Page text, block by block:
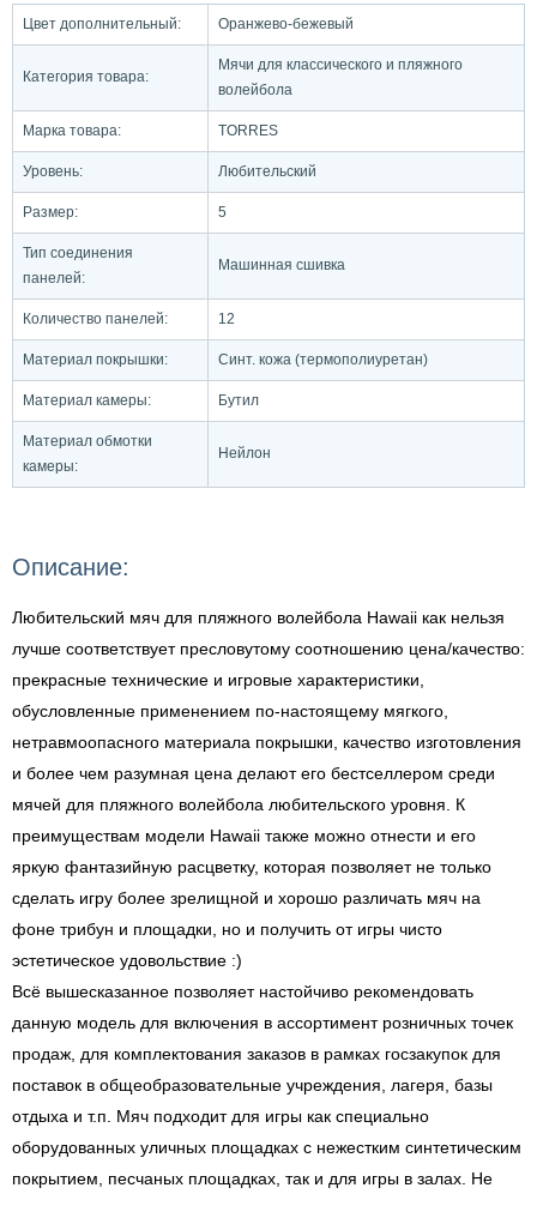
Цвет дополнительный: Оранжево-бежевый
Категория товара:
Мячи для классического и пляжного
волейбола
Марка товара: TORRES
Уровень: Любительский
Размер: 5
Тип соединения
панелей:
Машинная сшивка
Количество панелей: 12
Материал покрышки: Синт. кожа (термополиуретан)
Материал камеры: Бутил
Материал обмотки
камеры:
Нейлон
Описание:
Любительский мяч для пляжного волейбола Hawaii как нельзя
лучше соответствует пресловутому соотношению цена/качество:
прекрасные технические и игровые характеристики,
обусловленные применением по-настоящему мягкого,
нетравмоопасного материала покрышки, качество изготовления
и более чем разумная цена делают его бестселлером среди
мячей для пляжного волейбола любительского уровня. К
преимуществам модели Hawaii также можно отнести и его
яркую фантазийную расцветку, которая позволяет не только
сделать игру более зрелищной и хорошо различать мяч на
фоне трибун и площадки, но и получить от игры чисто
эстетическое удовольствие :)
Всё вышесказанное позволяет настойчиво рекомендовать
данную модель для включения в ассортимент розничных точек
продаж, для комплектования заказов в рамках госзакупок для
поставок в общеобразовательные учреждения, лагеря, базы
отдыха и т.п. Мяч подходит для игры как специально
оборудованных уличных площадках с нежестким синтетическим
покрытием, песчаных площадках, так и для игры в залах. Не